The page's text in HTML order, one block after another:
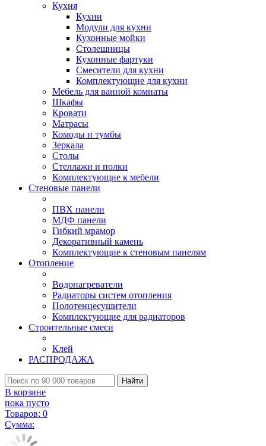
Кухня
Кухни
Модули для кухни
Кухонные мойки
Столешницы
Кухонные фартуки
Смесители для кухни
Комплектующие для кухни
Мебель для ванной комнаты
Шкафы
Кровати
Матрасы
Комоды и тумбы
Зеркала
Столы
Стеллажи и полки
Комплектующие к мебели
Стеновые панели
ПВХ панели
МДФ панели
Гибкий мрамор
Декоративный камень
Комплектующие к стеновым панелям
Отопление
Водонагреватели
Радиаторы систем отопления
Полотенцесушители
Комплектующие для радиаторов
Строительные смеси
Клей
РАСПРОДАЖА
Найти
В корзине
пока пусто
Товаров: 0
Сумма: